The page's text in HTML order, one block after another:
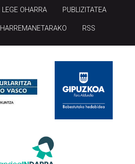
LEGE OHARRA PUBLIZITATEA
HARREMANETARAKO RSS